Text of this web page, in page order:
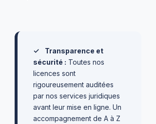
✓
Transparence et
sécurité : Toutes nos
licences sont
rigoureusement auditées
par nos services juridiques
avant leur mise en ligne. Un
accompagnement de A à Z